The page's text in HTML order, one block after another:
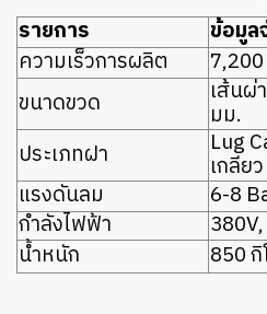
รายการ
ข้อมูล
ความเร็วการผลิต
ขนาดขวด
เส้นผ่
มม.
ประเภทฝา
Lug
เกลียว
แรงดันลม
6-8
กำลังไฟฟ้า
น้ำหนัก
850